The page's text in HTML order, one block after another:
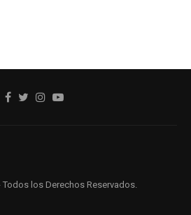
Todos los Derechos Reservados.